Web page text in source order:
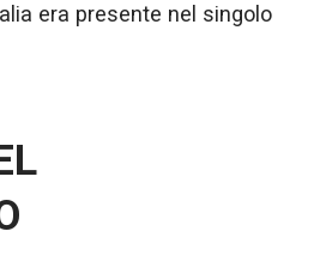
era presente nel singolo